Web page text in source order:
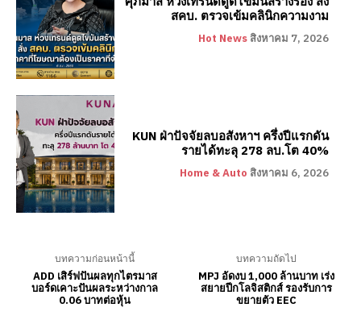
สคบ. ตรวจเข้มคลินิกความงาม
Hot News สิงหาคม 7, 2026
KUN ฝ่าปัจจัยลบอสังหาฯ ครึ่งปีแรกดัน
รายได้ทะลุ 278 ลบ.โต 40%
Home & Auto สิงหาคม 6, 2026
บทความก่อนหน้านี้
ADD เสิร์ฟปันผลทุกไตรมาส
บอร์ดเคาะปันผลระหว่างกาล
0.06 บาทต่อหุ้น
บทความถัดไป
MPJ อัดงบ 1,000 ล้านบาท เร่ง
สยายปีกโลจิสติกส์ รองรับการ
ขยายตัว EEC